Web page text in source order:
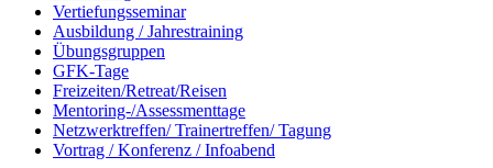
Vertiefungsseminar
Ausbildung / Jahrestraining
Übungsgruppen
GFK-Tage
Freizeiten/Retreat/Reisen
Mentoring-/Assessmenttage
Netzwerktreffen/ Trainertreffen/ Tagung
Vortrag / Konferenz / Infoabend